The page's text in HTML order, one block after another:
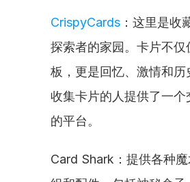
CrispyCards ：这里是收
探索者的家园。卡片不仅
板，更是回忆、激情和历
收集卡片的人提供了一个
的平台。
Card Shark：提供各种